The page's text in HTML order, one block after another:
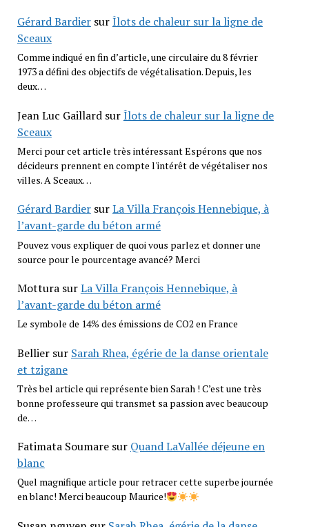
Gérard BardiersurÎlots de chaleur sur la ligne de
Sceaux
Comme indiqué en fin d’article, une circulaire du 8 février
1973 a défini des objectifs de végétalisation. Depuis, les
deux…
Jean Luc GaillardsurÎlots de chaleur sur la ligne de
Sceaux
Merci pour cet article très intéressant Espérons que nos
décideurs prennent en compte l'intérêt de végétaliser nos
villes. A Sceaux…
Gérard BardiersurLa Villa François Hennebique, à
l’avant-garde du béton armé
Pouvez vous expliquer de quoi vous parlez et donner une
source pour le pourcentage avancé? Merci
MotturasurLa Villa François Hennebique, à
l’avant-garde du béton armé
Le symbole de 14% des émissions de CO2 en France
Belliersur Sarah Rhea, égérie de la danse orientale
et tzigane
Très bel article qui représente bien Sarah ! C’est une très
bonne professeure qui transmet sa passion avec beaucoup
de…
Fatimata Soumaresur Quand LaVallée déjeune en
blanc
Quel magnifique article pour retracer cette superbe journée
en blanc! Merci beaucoup Maurice!